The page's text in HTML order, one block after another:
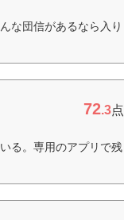
な団信があるなら入り
72.3点
る。専用のアプリで残